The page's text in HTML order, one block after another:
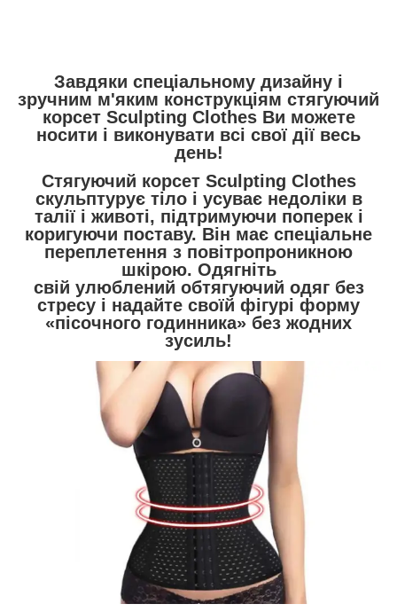
Завдяки спеціальному дизайну і
зручним м'яким конструкціям стягуючий
корсет Sculpting Clothes Ви можете
носити і виконувати всі свої дії весь
день!
Стягуючий корсет Sculpting Clothes
скульптурує тіло і усуває недоліки в
талії і животі, підтримуючи поперек і
коригуючи поставу. Він має спеціальне
переплетення з повітропроникною
шкірою. Одягніть
свій улюблений обтягуючий одяг без
стресу і надайте своїй фігурі форму
«пісочного годинника» без жодних
зусиль!